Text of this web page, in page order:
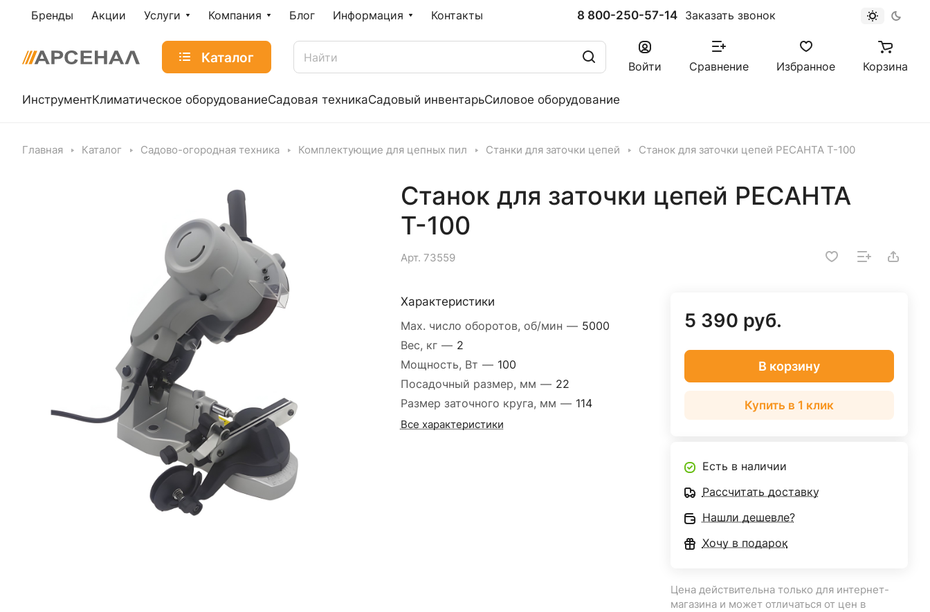
Бренды Акции Услуги Компания Блог Информация Контакты 8 800-250-57-14 Заказать звонок
Каталог
Войти Сравнение Избранное Корзина
ИнструментКлиматическое оборудованиеСадовая техникаСадовый инвентарьСиловое оборудование
Главная Каталог Садово-огородная техника Комплектующие для цепных пил Станки для заточки цепей Станок для заточки цепей РЕСАНТА Т-100
Станок для заточки цепей РЕСАНТА
Т-100
Арт. 73559
Характеристики
Max. число оборотов, об/мин — 5000
Вес, кг — 2
Мощность, Вт — 100
Посадочный размер, мм — 22
Размер заточного круга, мм — 114
Все характеристики
5 390 руб.
В корзину
Купить в 1 клик
Есть в наличии
Рассчитать доставку
Нашли дешевле?
Хочу в подарок
Цена действительна только для интернет-
магазина и может отличаться от цен в